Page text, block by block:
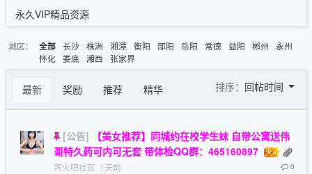
永久VIP精品资源
城区： 全部 长沙 株洲 湘潭 衡阳 邵阳 岳阳 常德 益阳 郴州
永州
怀化 娄底 湘西 张家界
最新 奖励 推荐 精华 排序： 回帖时间
[公告]
【美女推荐】同城约在校学生妹 自带公寓送伟
哥特久药可内可无套 带体检QQ群：465160897
泻火吧社区 1天前 0